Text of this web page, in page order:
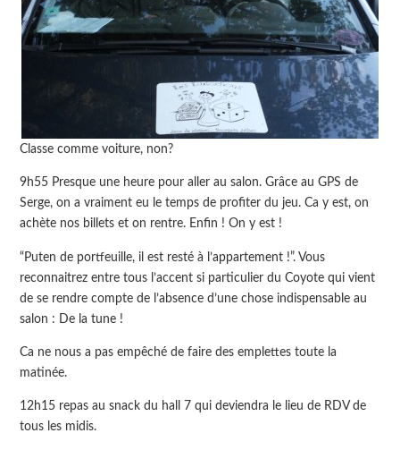
Classe comme voiture, non?
9h55 Presque une heure pour aller au salon. Grâce au GPS de
Serge, on a vraiment eu le temps de profiter du jeu. Ca y est, on
achète nos billets et on rentre. Enfin ! On y est !
“Puten de portfeuille, il est resté à l’appartement !”. Vous
reconnaitrez entre tous l’accent si particulier du Coyote qui vient
de se rendre compte de l’absence d’une chose indispensable au
salon : De la tune !
Ca ne nous a pas empêché de faire des emplettes toute la
matinée.
12h15 repas au snack du hall 7 qui deviendra le lieu de RDV de
tous les midis.